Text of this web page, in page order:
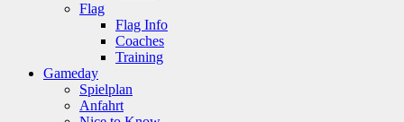
Flag
Flag Info
Coaches
Training
Gameday
Spielplan
Anfahrt